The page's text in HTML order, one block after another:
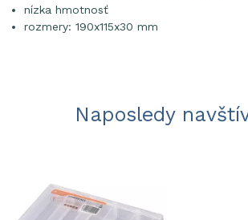
nízka hmotnosť
rozmery: 190x115x30 mm
Naposledy